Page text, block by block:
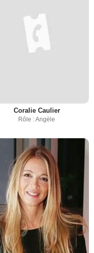
Coralie Caulier
Rôle : Angèle